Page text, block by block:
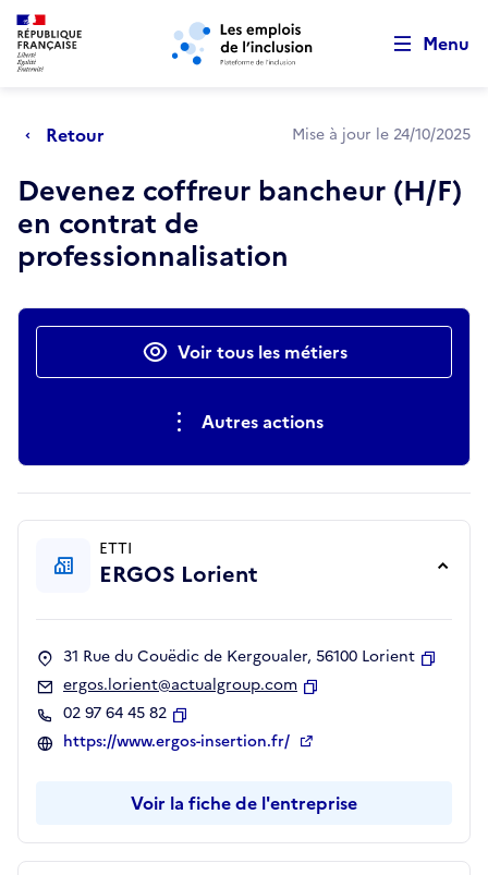
Aller au menu principal Aller au contenu principal
Menu
Retour Mise à jour le 24/10/2025
Devenez coffreur bancheur (H/F)
en contrat de
professionnalisation
Actions rapidesVoir tous les métiers
Autres actions
ETTI
ERGOS Lorient
31 Rue du Couëdic de Kergoualer, 56100 Lorient
ergos.lorient@actualgroup.com
02 97 64 45 82
Copier
https://www.ergos-insertion.fr/
Voir la fiche de l'entreprise
Retour au début de la page
Panneau de gestion des cookies